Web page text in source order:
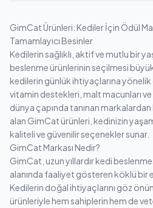
GimCat Ürünleri: Kediler İçin Ödül
Tamamlayıcı Besinler
Kedilerin sağlıklı, aktif ve mutlu bir
beslenme ürünlerinin seçilmesi
kedilerin günlük ihtiyaçlarına
vitamin destekleri, malt macunları
dünya çapında tanınan
alan GimCat ürünleri, kedinizin
kaliteli ve güvenilir seçenekler sunar.
GimCat Markası Nedir?
GimCat, uzun yıllardır kedi
alanında faaliyet gösteren köklü bir
Kedilerin doğal ihtiyaçlarını göz
ürünleriyle hem sahiplerin hem de